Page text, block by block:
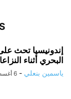
إندونيسيا تحث
البحري أثناء
ياسمين بنعلي - 6 أغسطس، 2026